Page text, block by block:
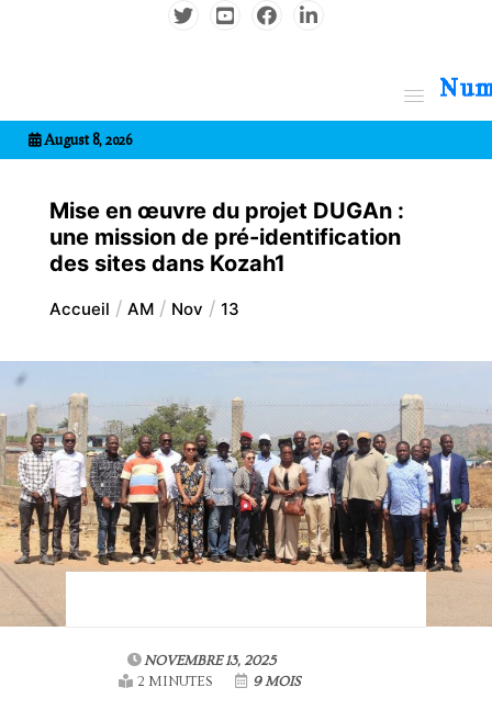
August 8, 2026
Mise en œuvre du projet DUGAn :
une mission de pré-identification
des sites dans Kozah1
Accueil AM Nov 13
NOVEMBRE 13, 2025
2 MINUTES
9 MOIS